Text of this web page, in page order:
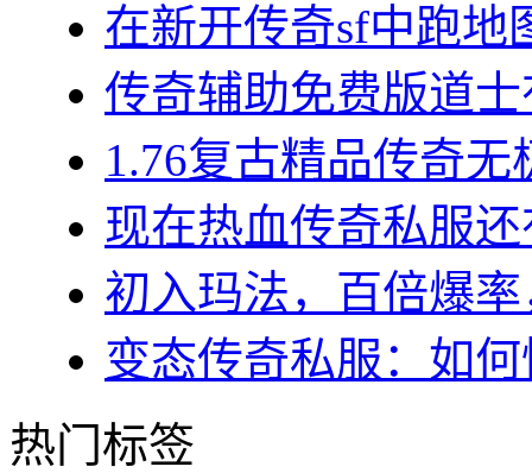
在新开传奇sf中跑地
传奇辅助免费版道
1.76复古精品传奇
现在热血传奇私服
初入玛法，百倍爆
变态传奇私服：如
热门标签